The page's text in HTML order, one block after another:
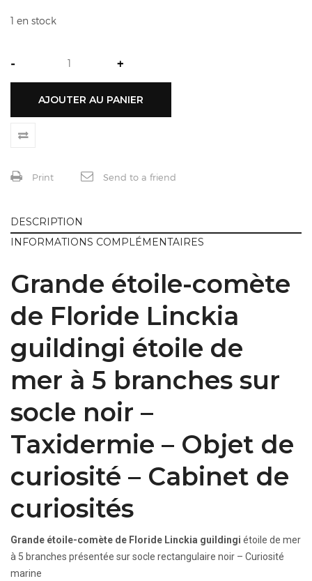
1 en stock
- +
AJOUTER AU PANIER
Print Send to a friend
DESCRIPTION
INFORMATIONS COMPLÉMENTAIRES
Grande étoile-comète
de Floride Linckia
guildingi étoile de
mer à 5 branches sur
socle noir –
Taxidermie – Objet de
curiosité – Cabinet de
curiosités
Grande étoile-comète de Floride Linckia guildingi étoile de mer
à 5 branches présentée sur socle rectangulaire noir – Curiosité
marine